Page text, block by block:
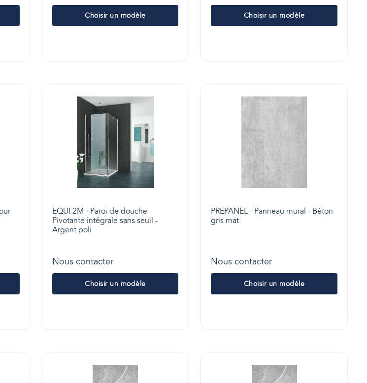
Choisir un modèle Choisir un modèle
EQUI 2M - Paroi de douche
Pivotante intégrale sans seuil -
Argent poli
Nous contacter
Choisir un modèle
PREPANEL - Panneau mural - Béton
gris mat
Nous contacter
Choisir un modèle